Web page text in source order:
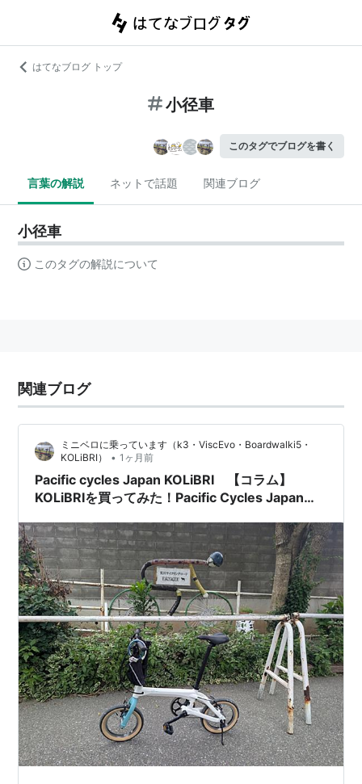
はてなブログ トップ
小径車
このタグでブログを書く
言葉の解説 ネットで話題 関連ブログ
小径車
このタグの解説について
関連ブログ
ミニベロに乗っています（k3・ViscEvo・Boardwalki5・
KOLiBRI）
• 1ヶ月前
Pacific cycles Japan KOLiBRI 【コラム】
KOLiBRIを買ってみた！Pacific Cycles Japan